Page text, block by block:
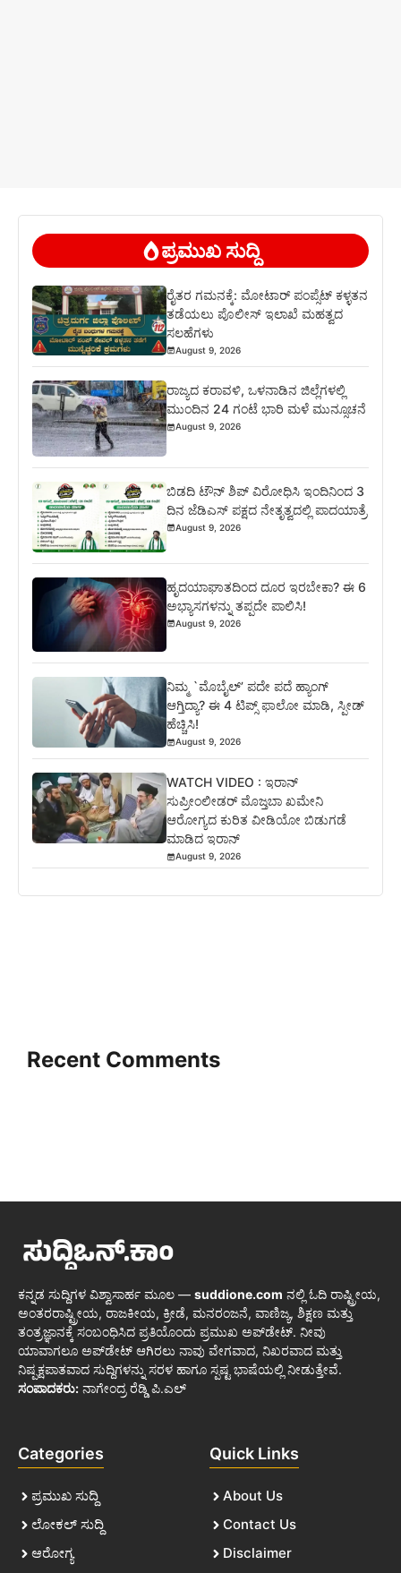
ಪ್ರಮುಖ ಸುದ್ದಿ
ರೈತರ ಗಮನಕ್ಕೆ: ಮೋಟಾರ್ ಪಂಪ್ಸೆಟ್ ಕಳ್ಳತನ
ತಡೆಯಲು ಪೊಲೀಸ್ ಇಲಾಖೆ ಮಹತ್ವದ
ಸಲಹೆಗಳು
August 9, 2026
ರಾಜ್ಯದ ಕರಾವಳಿ, ಒಳನಾಡಿನ ಜಿಲ್ಲೆಗಳಲ್ಲಿ
ಮುಂದಿನ 24 ಗಂಟೆ ಭಾರಿ ಮಳೆ ಮುನ್ಸೂಚನೆ
August 9, 2026
ಬಿಡದಿ ಟೌನ್ ಶಿಪ್ ವಿರೋಧಿಸಿ ಇಂದಿನಿಂದ 3
ದಿನ ಜೆಡಿಎಸ್ ಪಕ್ಷದ ನೇತೃತ್ವದಲ್ಲಿ ಪಾದಯಾತ್ರೆ
August 9, 2026
ಹೃದಯಾಘಾತದಿಂದ ದೂರ ಇರಬೇಕಾ? ಈ 6
ಅಭ್ಯಾಸಗಳನ್ನು ತಪ್ಪದೇ ಪಾಲಿಸಿ!
August 9, 2026
ನಿಮ್ಮ `ಮೊಬೈಲ್’ ಪದೇ ಪದೆ ಹ್ಯಾಂಗ್
ಆಗ್ತಿದ್ಯಾ? ಈ 4 ಟಿಪ್ಸ್ ಫಾಲೋ ಮಾಡಿ, ಸ್ಪೀಡ್
ಹೆಚ್ಚಿಸಿ!
August 9, 2026
WATCH VIDEO : ಇರಾನ್
ಸುಪ್ರೀಂಲೀಡರ್ ಮೊಜ್ತಬಾ ಖಮೇನಿ
ಆರೋಗ್ಯದ ಕುರಿತ ವೀಡಿಯೋ ಬಿಡುಗಡೆ
ಮಾಡಿದ ಇರಾನ್
August 9, 2026
Recent Comments
ಕನ್ನಡ ಸುದ್ದಿಗಳ ವಿಶ್ವಾಸಾರ್ಹ ಮೂಲ — suddione.com ನಲ್ಲಿ ಓದಿ ರಾಷ್ಟ್ರೀಯ,
ಅಂತರರಾಷ್ಟ್ರೀಯ, ರಾಜಕೀಯ, ಕ್ರೀಡೆ, ಮನರಂಜನೆ, ವಾಣಿಜ್ಯ, ಶಿಕ್ಷಣ ಮತ್ತು
ತಂತ್ರಜ್ಞಾನಕ್ಕೆ ಸಂಬಂಧಿಸಿದ ಪ್ರತಿಯೊಂದು ಪ್ರಮುಖ ಅಪ್‌ಡೇಟ್. ನೀವು
ಯಾವಾಗಲೂ ಅಪ್‌ಡೇಟ್ ಆಗಿರಲು ನಾವು ವೇಗವಾದ, ನಿಖರವಾದ ಮತ್ತು
ನಿಷ್ಪಕ್ಷಪಾತವಾದ ಸುದ್ದಿಗಳನ್ನು ಸರಳ ಹಾಗೂ ಸ್ಪಷ್ಟ ಭಾಷೆಯಲ್ಲಿ ನೀಡುತ್ತೇವೆ.
ಸಂಪಾದಕರು: ನಾಗೇಂದ್ರ ರೆಡ್ಡಿ ಪಿ.ಎಲ್
Categories
ಪ್ರಮುಖ ಸುದ್ದಿ
ಲೋಕಲ್ ಸುದ್ದಿ
ಆರೋಗ್ಯ
Quick Links
About Us
Contact Us
Disclaimer